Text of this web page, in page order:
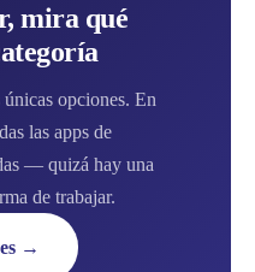
mira qué
opciones. En
las apps de
— quizá hay una
de trabajar.
→